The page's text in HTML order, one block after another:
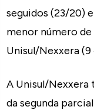
seguidos (23/20)
menor número
Unisul/Nexxera
A Unisul/
da segunda